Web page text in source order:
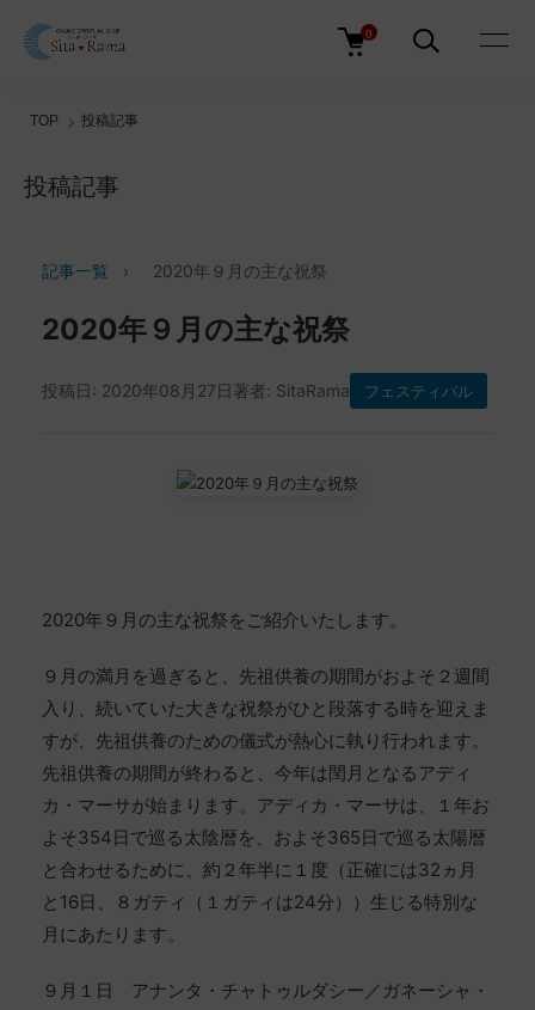
0
TOP 投稿記事
投稿記事
記事一覧 › 2020年９月の主な祝祭
2020年９月の主な祝祭
投稿日: 2020年08月27日著者: SitaRama フェスティバル
2020年９月の主な祝祭をご紹介いたします。
９月の満月を過ぎると、先祖供養の期間がおよそ２週間
入り、続いていた大きな祝祭がひと段落する時を迎えま
すが、先祖供養のための儀式が熱心に執り行われます。
先祖供養の期間が終わると、今年は閏月となるアディ
カ・マーサが始まります。アディカ・マーサは、１年お
よそ354日で巡る太陰暦を、およそ365日で巡る太陽暦
と合わせるために、約２年半に１度（正確には32ヵ月
と16日、８ガティ（１ガティは24分））生じる特別な
月にあたります。
９月１日 アナンタ・チャトゥルダシー／ガネーシャ・